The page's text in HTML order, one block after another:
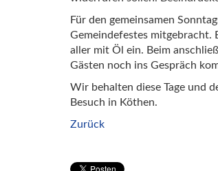
Für den gemeinsamen
Gemeindefestes mitgebracht.
aller mit Öl ein. Beim
Gästen noch ins Gespräch
Wir behalten diese Tage und
Besuch in Köthen.
Zurück